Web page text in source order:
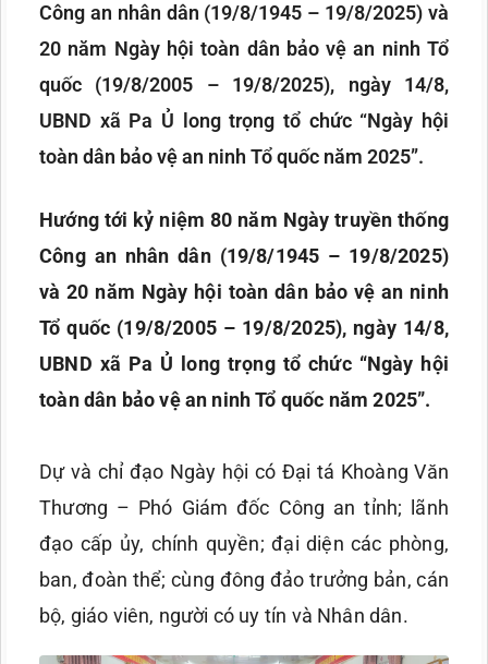
Công an nhân dân (19/8/1945 – 19/8/2025) và
20 năm Ngày hội toàn dân bảo vệ an ninh Tổ
quốc (19/8/2005 – 19/8/2025), ngày 14/8,
UBND xã Pa Ủ long trọng tổ chức “Ngày hội
toàn dân bảo vệ an ninh Tổ quốc năm 2025”.
Hướng tới kỷ niệm 80 năm Ngày truyền thống
Công an nhân dân (19/8/1945 – 19/8/2025)
và 20 năm Ngày hội toàn dân bảo vệ an ninh
Tổ quốc (19/8/2005 – 19/8/2025), ngày 14/8,
UBND xã Pa Ủ long trọng tổ chức “Ngày hội
toàn dân bảo vệ an ninh Tổ quốc năm 2025”.
Dự và chỉ đạo Ngày hội có Đại tá Khoàng Văn
Thương – Phó Giám đốc Công an tỉnh; lãnh
đạo cấp ủy, chính quyền; đại diện các phòng,
ban, đoàn thể; cùng đông đảo trưởng bản, cán
bộ, giáo viên, người có uy tín và Nhân dân.